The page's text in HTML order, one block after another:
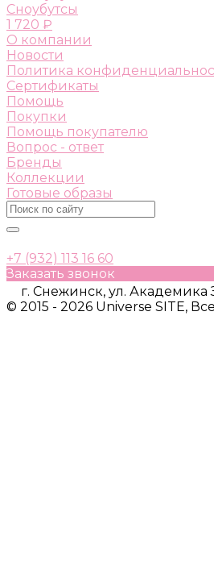
Сноубутсы
1 720 ₽
О компании
Новости
Политика
Сертификаты
Помощь
Покупки
Помощь покупателю
Вопрос - ответ
Бренды
Коллекции
Готовые образы
+7 (932) 113 16 60
Заказать звонок
г. Снежинск, ул. Академика
© 2015 - 2026 Universe SITE,